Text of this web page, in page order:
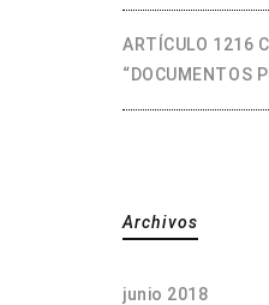
ARTÍCULO 1216
“DOCUMENTOS
Archivos
junio 2018